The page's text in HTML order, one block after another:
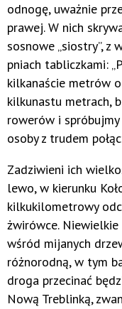
odnogę, uważnie
prawej. W nich
sosnowe „siostry”, z
pniach tabliczkami:
kilkanaście metrów
kilkunastu metrach,
rowerów i spróbujmy
osoby z trudem
Zadziwieni ich
lewo, w kierunku
kilkukilometrowy
żwirówce.
wśród mijanych
różnorodną, w tym
droga przecinać
Nową Treblinką,